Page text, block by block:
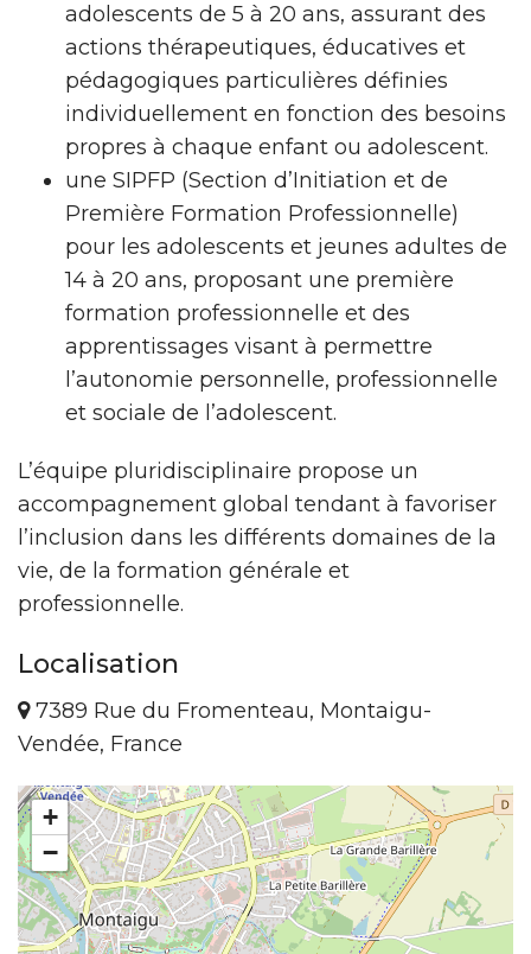
adolescents de 5 à 20 ans, assurant des
actions thérapeutiques, éducatives et
pédagogiques particulières définies
individuellement en fonction des besoins
propres à chaque enfant ou adolescent.
une SIPFP (Section d’Initiation et de
Première Formation Professionnelle)
pour les adolescents et jeunes adultes de
14 à 20 ans, proposant une première
formation professionnelle et des
apprentissages visant à permettre
l’autonomie personnelle, professionnelle
et sociale de l’adolescent.
L’équipe pluridisciplinaire propose un
accompagnement global tendant à favoriser
l’inclusion dans les différents domaines de la
vie, de la formation générale et
professionnelle.
Localisation
7389 Rue du Fromenteau, Montaigu-
Vendée, France
+
−